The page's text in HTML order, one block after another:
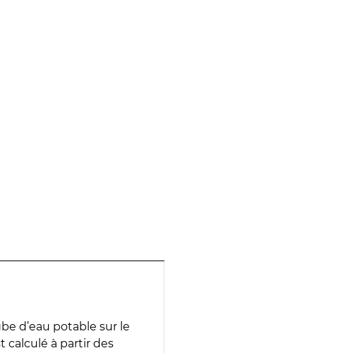
d’eau potable sur le
calculé à partir des